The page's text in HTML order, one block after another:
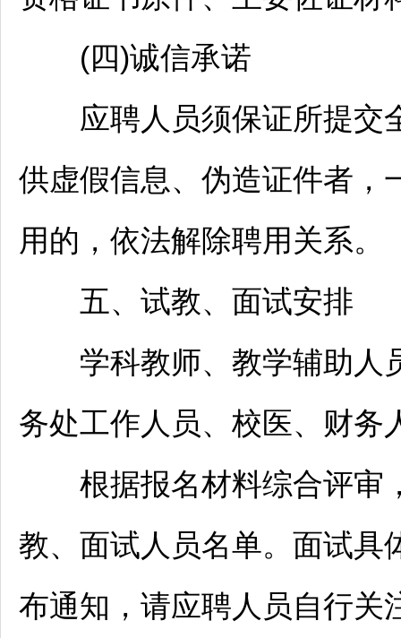
(四)诚信承诺
应聘人员须保证所提交
供虚假信息、伪造证件者，
用的，依法解除聘用关系。
五、试教、面试安排
学科教师、教学辅助人
务处工作人员、校医、财务
根据报名材料综合评审
教、面试人员名单。面试具
布通知，请应聘人员自行关